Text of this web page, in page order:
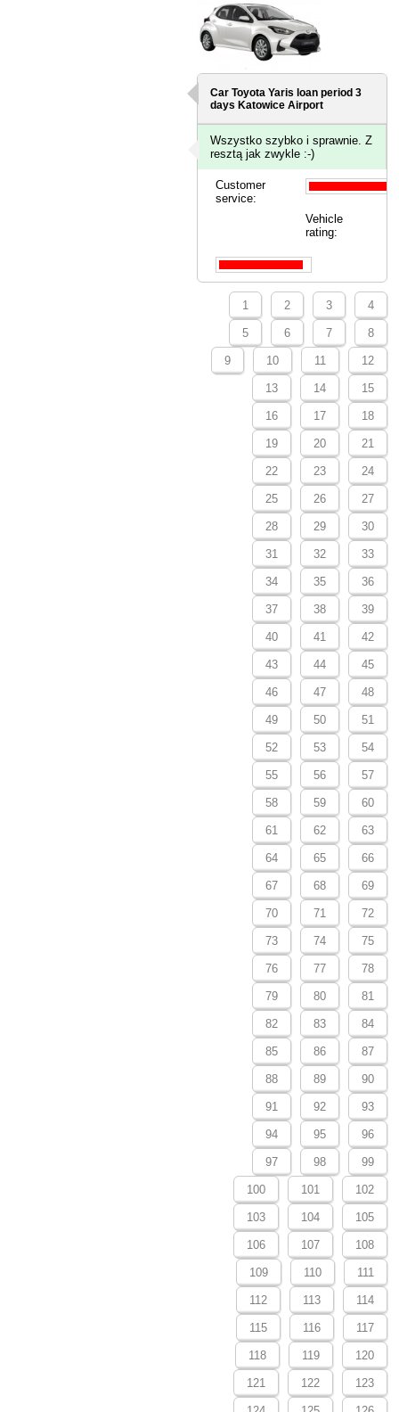
Car Toyota Yaris loan period 3
daysKatowice Airport
Wszystko szybko i sprawnie. Z
resztą jak zwykle :-)
Customer
service:
Vehicle
rating:
1 2 3 4
5 6 7 8
9 10 11 12
13 14 15
16 17 18
19 20 21
22 23 24
25 26 27
28 29 30
31 32 33
34 35 36
37 38 39
40 41 42
43 44 45
46 47 48
49 50 51
52 53 54
55 56 57
58 59 60
61 62 63
64 65 66
67 68 69
70 71 72
73 74 75
76 77 78
79 80 81
82 83 84
85 86 87
88 89 90
91 92 93
94 95 96
97 98 99
100 101 102
103 104 105
106 107 108
109 110 111
112 113 114
115 116 117
118 119 120
121 122 123